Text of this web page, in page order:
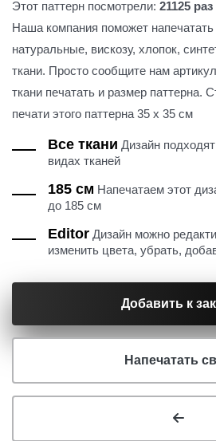
Этот паттерн посмотрели: 21125 раз
Наша компания поможет напечатать
натуральные, вискозу, хлопок,
ткани. Просто сообщите нам
ткани печатать и размер паттерна.
печати этого паттерна 35 х 35 см
Все ткани Дизайн
видах тканей
185 см Напечатаем этот
до 185 см
Editor Дизайн можно
изменить цвета, убрать,
Добавить к
Напечатать